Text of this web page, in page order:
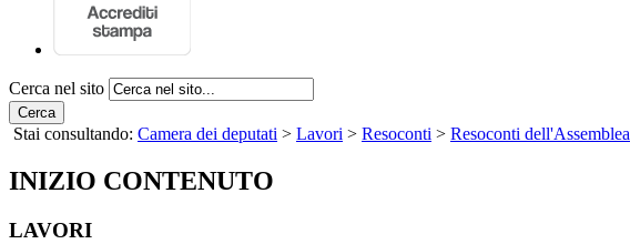
Cerca nel sito
Cerca
Stai consultando: Camera dei deputati > Lavori > Resoconti > Resoconti dell'Assemblea
INIZIO CONTENUTO
LAVORI